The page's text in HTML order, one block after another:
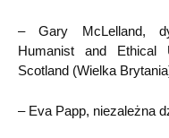
– Gary McLelland,
Humanist and Ethical
Scotland (Wielka
– Eva Papp, niezależna